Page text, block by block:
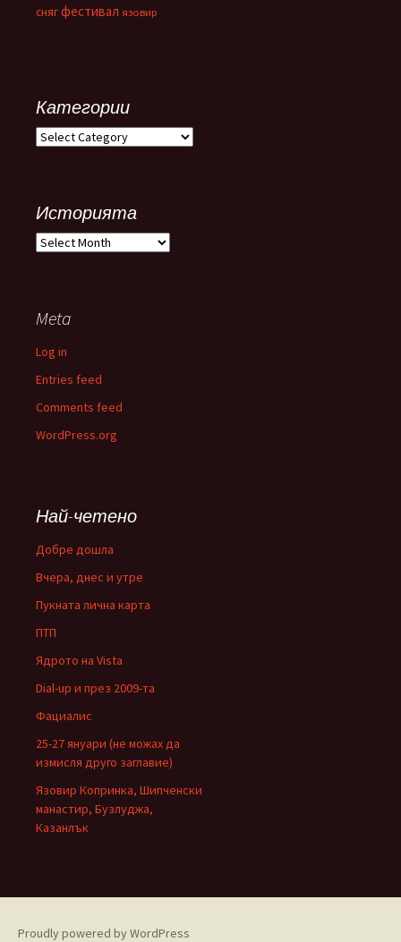
снягфестивал язовир
Категории
Категории
Историята
Историята
Meta
Log in
Entries feed
Comments feed
WordPress.org
Най-четено
Добре дошла
Вчера, днес и утре
Пукната лична карта
ПТП
Ядрото на Vista
Dial-up и през 2009-та
Фациалис
25-27 януари (не можах да
измисля друго заглавие)
Язовир Копринка, Шипченски
манастир, Бузлуджа,
Казанлък
Proudly powered by WordPress